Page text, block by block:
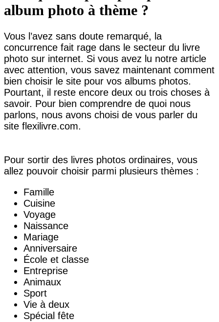
album photo à thème ?
Vous l’avez sans doute remarqué, la
concurrence fait rage dans le secteur du livre
photo sur internet. Si vous avez lu notre article
avec attention, vous savez maintenant comment
bien choisir le site pour vos albums photos.
Pourtant, il reste encore deux ou trois choses à
savoir. Pour bien comprendre de quoi nous
parlons, nous avons choisi de vous parler du
site flexilivre.com.
Pour sortir des livres photos ordinaires, vous
allez pouvoir choisir parmi plusieurs thèmes :
Famille
Cuisine
Voyage
Naissance
Mariage
Anniversaire
École et classe
Entreprise
Animaux
Sport
Vie à deux
Spécial fête